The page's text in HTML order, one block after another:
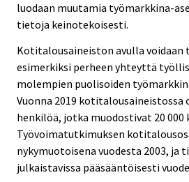
luodaan muutamia työmarkkina-
tietoja keinotekoisesti.
Kotitalousaineiston avulla voidaan
esimerkiksi perheen yhteyttä
molempien puolisoiden
Vuonna 2019 kotitalousaineistossa
henkilöä, jotka muodostivat 20
Työvoimatutkimuksen
nykymuotoisena vuodesta 2003, ja
julkaistavissa pääsääntöisesti